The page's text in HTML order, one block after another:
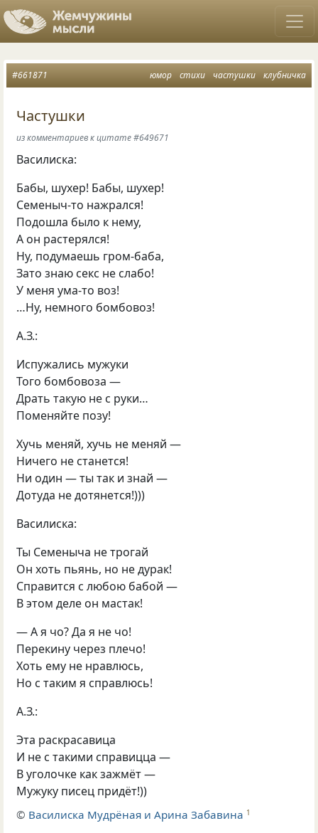
юмор стихи частушки клубничка
#661871
Частушки
из комментариев к цитате #649671
Василиска:
Бабы, шухер! Бабы, шухер!
Семеныч-то нажрался!
Подошла было к нему,
А он растерялся!
Ну, подумаешь гром-баба,
Зато знаю секс не слабо!
У меня ума-то воз!
…Ну, немного бомбовоз!
А.З.:
Испужались мужуки
Того бомбовоза —
Драть такую не с руки…
Поменяйте позу!
Хучь меняй, хучь не меняй —
Ничего не станется!
Ни один — ты так и знай —
Дотуда не дотянется!)))
Василиска:
Ты Семеныча не трогай
Он хоть пьянь, но не дурак!
Справится с любою бабой —
В этом деле он мастак!
— А я чо? Да я не чо!
Перекину через плечо!
Хоть ему не нравлюсь,
Но с таким я справлюсь!
А.З.:
Эта раскрасавица
И не с такими справицца —
В уголочке как зажмёт —
Мужуку писец придёт!))
© Василиска Мудрёная и Арина Забавина 1